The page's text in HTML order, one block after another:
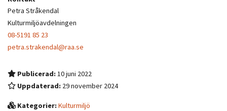
Petra Stråkendal
Kulturmiljöavdelningen
08-5191 85 23
petra.strakendal@raa.se
Publicerad:10 juni 2022
Uppdaterad: 29 november 2024
Kategorier:Kulturmiljö